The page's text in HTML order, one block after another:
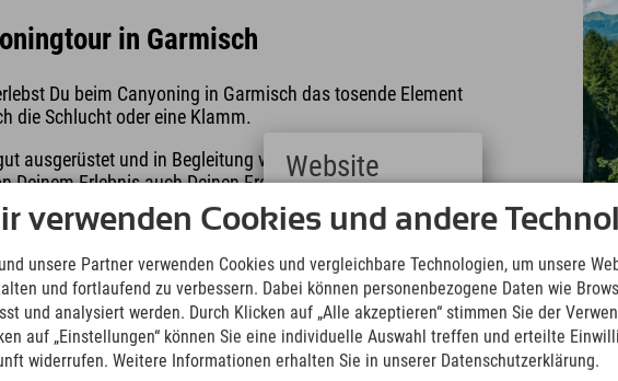
in Garmisch
Du beim Canyoning in Garmisch das tosende Element
die Schlucht oder eine Klamm.
ausgerüstet und in Begleitung von einem erfahrenen
Erlebnis auch Deinen Freunden berichten ;)
Donnerstag bis Sonntag (Mai-September) statt.
verwenden Cookies und andere
unsere Partner verwenden Cookies und vergleichbare Technologien, um unsere
und fortlaufend zu verbessern. Dabei können personenbezogene Daten wie
und analysiert werden. Durch Klicken auf „Alle akzeptieren“ stimmen Sie der
auf „Einstellungen“ können Sie eine individuelle Auswahl treffen und erteilte
widerrufen. Weitere Informationen erhalten Sie in unserer Datenschutzerklärung.
Website
Deutsch
(German)
English
(English)
Italiano
(Italian)
Čeština
(Czech)